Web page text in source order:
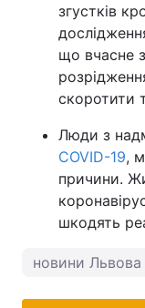
згустків
що вчасне
скоротити
Люди з
COVID-19,
причини.
шкодять
новини Львова